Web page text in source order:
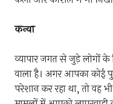
कन्या
व्यापार जगत से जुड़े लोगों
वाला है। अगर आपका कोई
परेशान कर रहा था, तो वह